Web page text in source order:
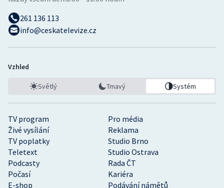
TV program
Pro média
Živé vysílání
Reklama
TV poplatky
Studio Brno
Teletext
Studio Ostrava
Podcasty
Rada ČT
Počasí
Kariéra
E-shop
Podávání námětů
261 136 113
info@ceskatelevize.cz
Vzhled
Světlý Tmavý Systém